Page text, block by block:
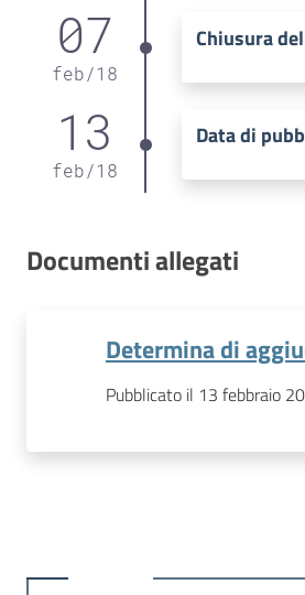
07
feb/18
Chiusura
13
feb/18
Data di
Documenti allegati
Determina di
Pubblicato il 13 febbraio